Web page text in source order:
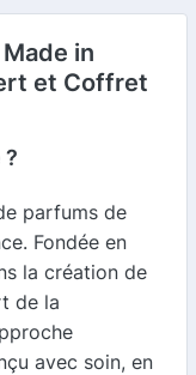
in
et Coffret
parfums de
Fondée en
la création de
de la
avec soin, en